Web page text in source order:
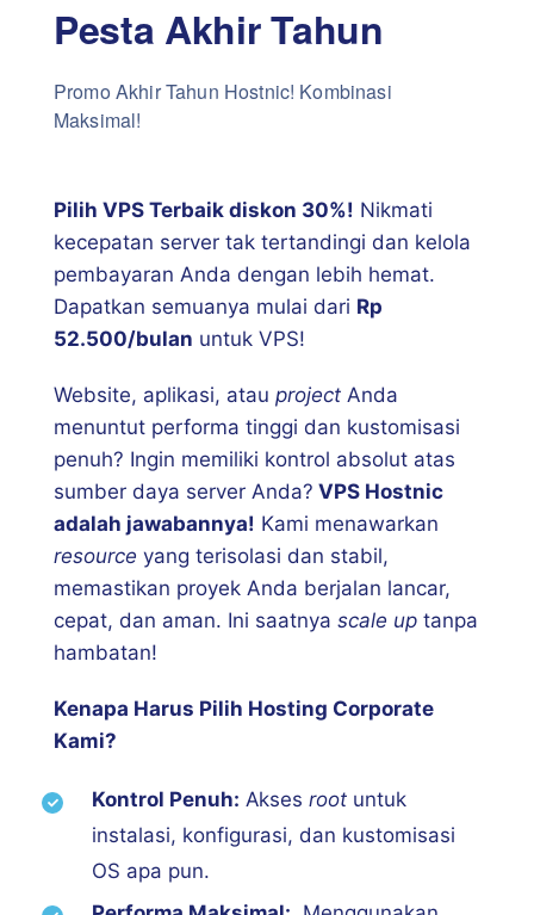
Pesta Akhir Tahun
Promo Akhir Tahun Hostnic! Kombinasi
Maksimal!
Pilih VPS Terbaik diskon 30%! Nikmati
kecepatan server tak tertandingi dan kelola
pembayaran Anda dengan lebih hemat.
Dapatkan semuanya mulai dari Rp
52.500/bulan untuk VPS!
Website, aplikasi, atau project Anda
menuntut performa tinggi dan kustomisasi
penuh? Ingin memiliki kontrol absolut atas
sumber daya server Anda? VPS Hostnic
adalah jawabannya! Kami menawarkan
resource yang terisolasi dan stabil,
memastikan proyek Anda berjalan lancar,
cepat, dan aman. Ini saatnya scale up tanpa
hambatan!
Kenapa Harus Pilih Hosting Corporate
Kami?
Kontrol Penuh: Akses root untuk
instalasi, konfigurasi, dan kustomisasi
OS apa pun.